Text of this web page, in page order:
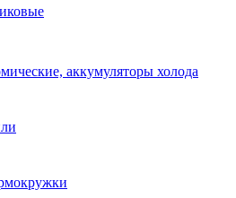
аккумуляторы холода